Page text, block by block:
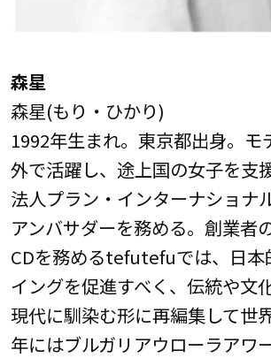
森星
森星(もり・ひかり)
1992年生まれ。東京都出身。モ
外で活躍し、途上国の女子を支
法人プラン・インターナショナ
アンバサダーを務める。創業者
CDを務めるtefutefuでは、日本
イングを促進すべく、伝統や文
現代に馴染む形に再編集して世
年にはブルガリアウローラアワ